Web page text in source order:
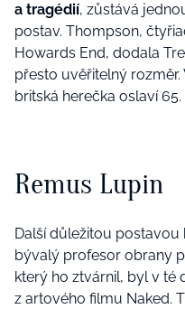
a tragédií, zůstává
postav. Thompson,
Howards End, dodala
přesto uvěřitelný
britská herečka oslaví 65.
Remus Lupin
Další důležitou
bývalý profesor obrany
který ho ztvárnil, byl v té
z artového filmu Naked.